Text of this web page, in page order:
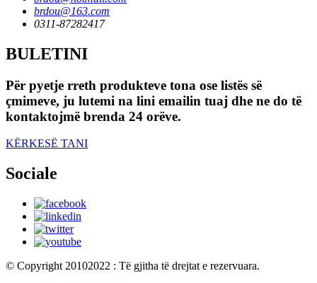
brdou@163.com
0311-87282417
BULETINI
Për pyetje rreth produkteve tona ose listës së
çmimeve, ju lutemi na lini emailin tuaj dhe ne do të
kontaktojmë brenda 24 orëve.
KËRKESË TANI
Sociale
© Copyright 20102022 : Të gjitha të drejtat e rezervuara.